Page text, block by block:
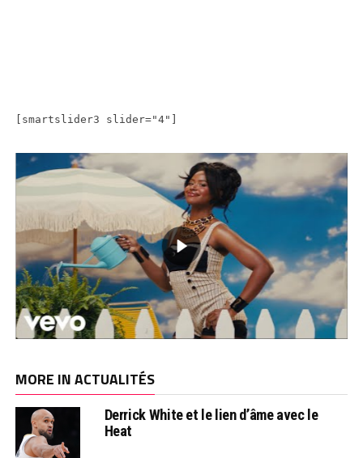
[smartslider3 slider="4"]
MORE IN ACTUALITÉS
Derrick White et le lien d’âme avec le
Heat